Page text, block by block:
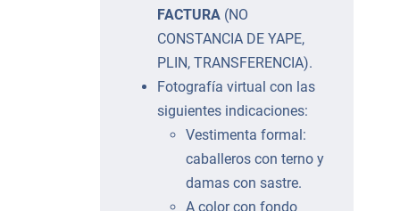
FACTURA (NO
CONSTANCIA DE YAPE,
PLIN, TRANSFERENCIA).
Fotografía virtual con las
siguientes indicaciones:
Vestimenta formal:
caballeros con terno y
damas con sastre.
A color con fondo